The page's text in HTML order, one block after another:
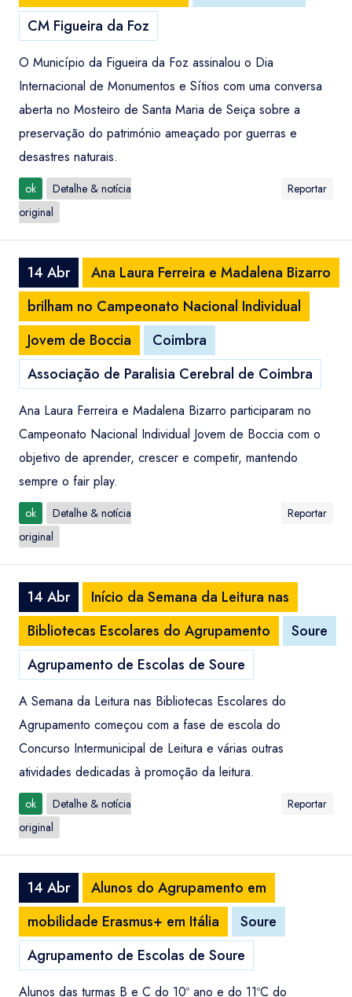
CM Figueira da Foz
O Município da Figueira da Foz assinalou o Dia
Internacional de Monumentos e Sítios com uma conversa
aberta no Mosteiro de Santa Maria de Seiça sobre a
preservação do património ameaçado por guerras e
desastres naturais.
ok
Detalhe & notícia
original
Reportar
14 Abr
Ana Laura Ferreira e Madalena Bizarro
brilham no Campeonato Nacional Individual
Jovem de Boccia
Coimbra
Associação de Paralisia Cerebral de Coimbra
Ana Laura Ferreira e Madalena Bizarro participaram no
Campeonato Nacional Individual Jovem de Boccia com o
objetivo de aprender, crescer e competir, mantendo
sempre o fair play.
ok
Detalhe & notícia
original
Reportar
14 Abr
Início da Semana da Leitura nas
Bibliotecas Escolares do Agrupamento
Soure
Agrupamento de Escolas de Soure
A Semana da Leitura nas Bibliotecas Escolares do
Agrupamento começou com a fase de escola do
Concurso Intermunicipal de Leitura e várias outras
atividades dedicadas à promoção da leitura.
ok
Detalhe & notícia
original
Reportar
14 Abr
Alunos do Agrupamento em
mobilidade Erasmus+ em Itália
Soure
Agrupamento de Escolas de Soure
Alunos das turmas B e C do 10º ano e do 11ºC do